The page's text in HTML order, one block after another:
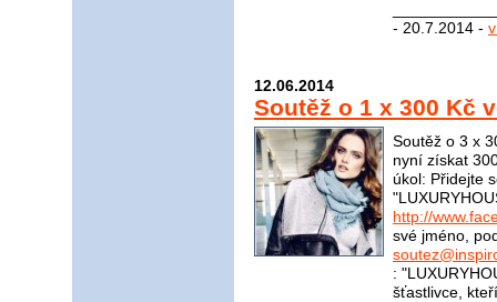
- 20.7.2014 -
12.06.2014
Soutěž o 1 x 300 Kč
Soutěž o 3 x
nyní získat
úkol: Přidejte
http://
své jméno,
:
šťastlivce,